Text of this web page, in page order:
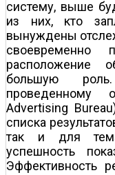
систему, выше
из них, кто
вынуждены
своевременно
расположение
большую
проведенному
Advertising
списка
так и для
успешность
Эффективность